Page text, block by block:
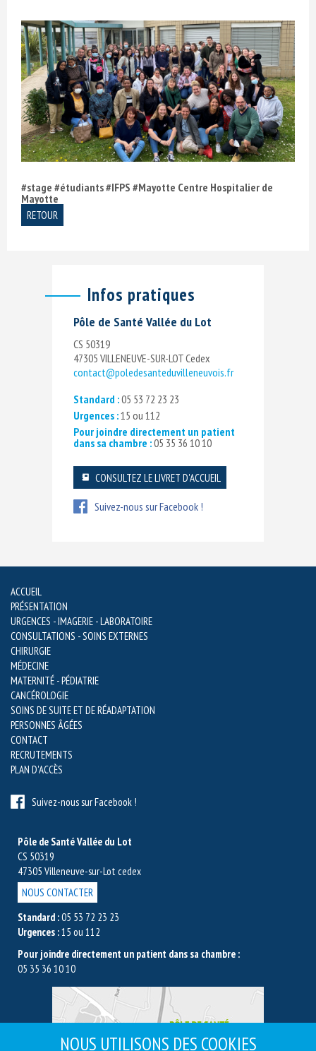
#stage #étudiants #IFPS #Mayotte Centre Hospitalier de
Mayotte
RETOUR
Infos pratiques
Pôle de Santé Vallée du Lot
CS 50319
47305 VILLENEUVE-SUR-LOT Cedex
contact@poledesanteduvilleneuvois.fr
Standard :05 53 72 23 23
Urgences :15 ou 112
Pour joindre directement un patient
dans sa chambre :05 35 36 10 10
CONSULTEZ LE LIVRET D'ACCUEIL
Suivez-nous sur Facebook !
ACCUEIL
PRÉSENTATION
URGENCES - IMAGERIE - LABORATOIRE
CONSULTATIONS - SOINS EXTERNES
CHIRURGIE
MÉDECINE
MATERNITÉ - PÉDIATRIE
CANCÉROLOGIE
SOINS DE SUITE ET DE RÉADAPTATION
PERSONNES ÂGÉES
CONTACT
RECRUTEMENTS
PLAN D'ACCÈS
Suivez-nous sur Facebook !
Pôle de Santé Vallée du Lot
CS 50319
47305 Villeneuve-sur-Lot cedex
NOUS CONTACTER
Standard :05 53 72 23 23
Urgences :15 ou 112
Pour joindre directement un patient dans sa chambre :
05 35 36 10 10
NOUS UTILISONS DES COOKIES